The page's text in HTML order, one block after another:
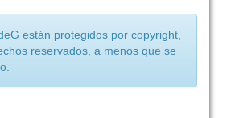
están protegidos por copyright,
reservados, a menos que se